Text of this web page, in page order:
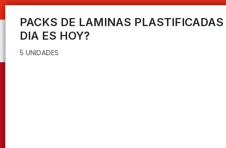
5 UNIDADES
PACKS DE LAMINAS
DIA ES HOY?
5 UNIDADES